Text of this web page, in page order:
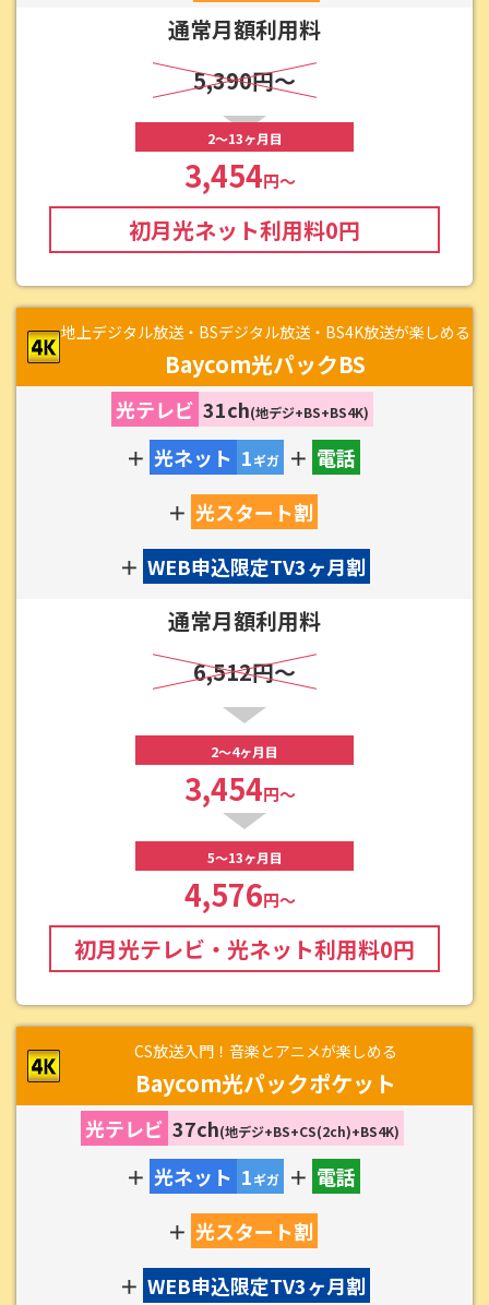
通常月額利用料
5,390円～
2～13ヶ月目
3,454円～
初月光ネット利用料0円
地上デジタル放送・BSデジタル放送・BS4K放送が楽しめる
Baycom光パックBS
光テレビ 31ch(地デジ+BS+BS4K)
＋ 光ネット 1ギガ ＋ 電話
＋ 光スタート割
＋ WEB申込限定TV3ヶ月割
通常月額利用料
6,512円～
2～4ヶ月目
3,454円～
5～13ヶ月目
4,576円～
初月光テレビ・光ネット利用料0円
CS放送入門！音楽とアニメが楽しめる
Baycom光パックポケット
光テレビ 37ch(地デジ+BS+CS(2ch)+BS4K)
＋ 光ネット 1ギガ ＋ 電話
＋ 光スタート割
＋ WEB申込限定TV3ヶ月割